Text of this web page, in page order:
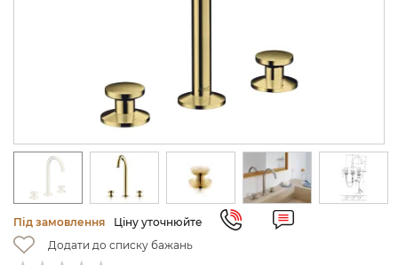
Під замовлення
Ціну уточнюйте
Додати до списку бажань